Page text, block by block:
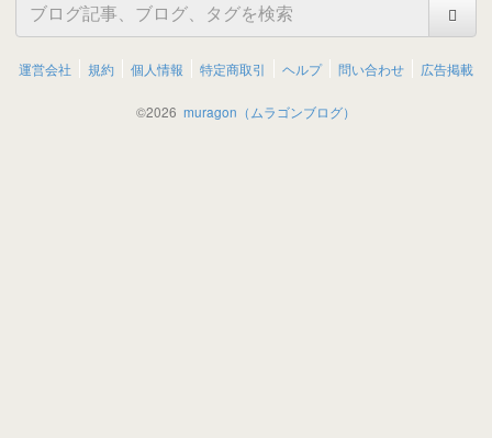
運営会社 規約 個人情報 特定商取引 ヘルプ 問い合わせ 広告掲載
©2026 muragon（ムラゴンブログ）